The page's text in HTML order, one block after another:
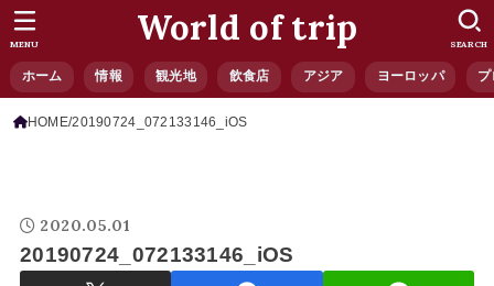
World of trip
ホーム 情報 観光地 飲食店 アジア ヨーロッパ プ
SEARCH
MENU
HOME 20190724_072133146_iOS
2020.05.01
20190724_072133146_iOS